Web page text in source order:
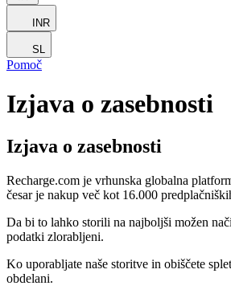
INR
SL
Pomoč
Izjava o zasebnosti
Izjava o zasebnosti
Recharge.com je vrhunska globalna
česar je nakup več kot 16.000
Da bi to lahko storili na najboljši možen
podatki zlorabljeni.
Ko uporabljate naše storitve in obiščete
obdelani.